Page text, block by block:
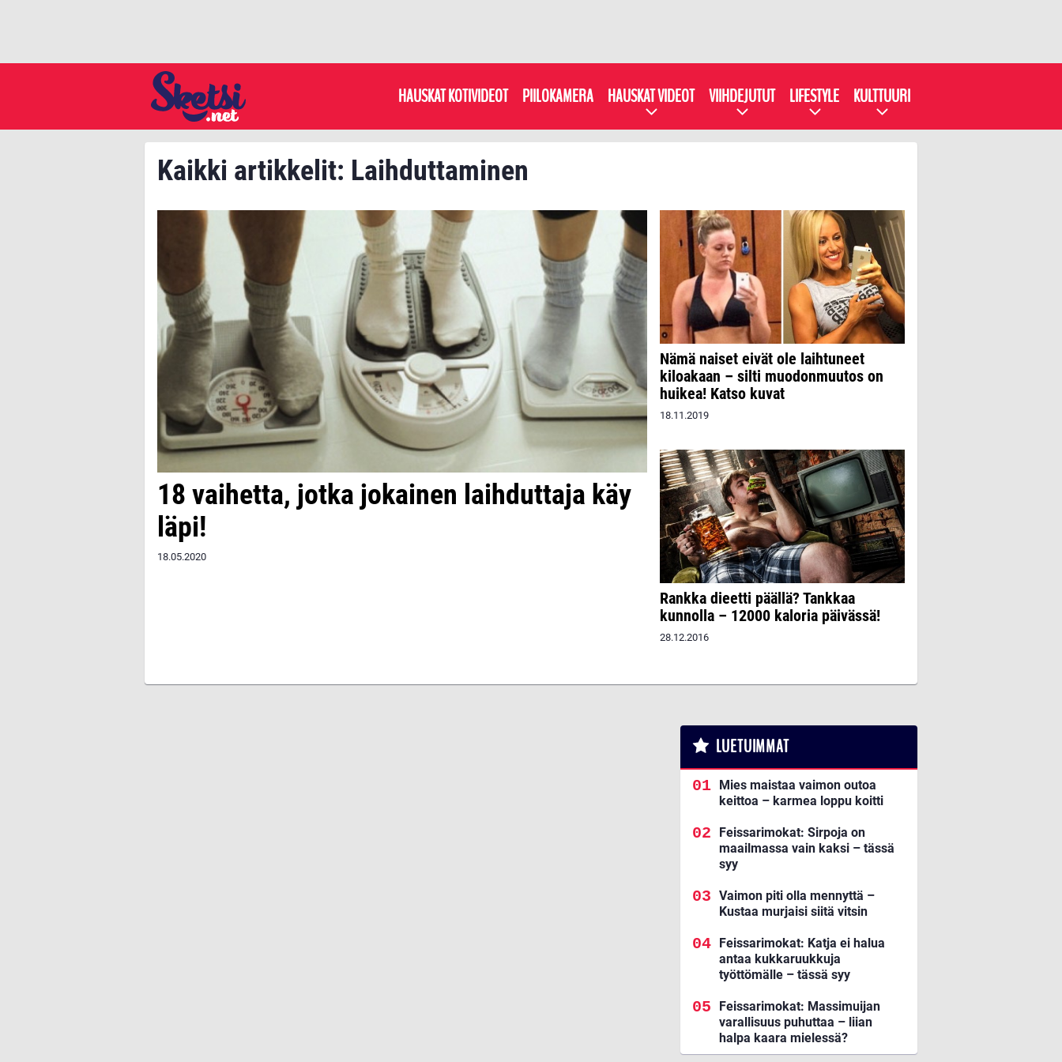
HAUSKAT KOTIVIDEOT PIILOKAMERA HAUSKAT VIDEOT VIIHDEJUTUT LIFESTYLE KULTTUURI
Kaikki artikkelit: Laihduttaminen
18 vaihetta, jotka jokainen laihduttaja käy
läpi!
18.05.2020
Nämä naiset eivät ole laihtuneet
kiloakaan – silti muodonmuutos on
huikea! Katso kuvat
18.11.2019
Rankka dieetti päällä? Tankkaa
kunnolla – 12000 kaloria päivässä!
28.12.2016
LUETUIMMAT
Mies maistaa vaimon outoa
keittoa – karmea loppu koitti
Feissarimokat: Sirpoja on
maailmassa vain kaksi – tässä
syy
Vaimon piti olla mennyttä –
Kustaa murjaisi siitä vitsin
Feissarimokat: Katja ei halua
antaa kukkaruukkuja
työttömälle – tässä syy
Feissarimokat: Massimuijan
varallisuus puhuttaa – liian
halpa kaara mielessä?